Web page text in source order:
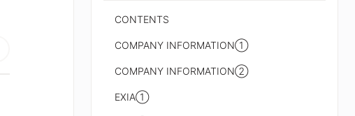
CONTENTS
COMPANY INFORMATION①
COMPANY INFORMATION②
EXIA①